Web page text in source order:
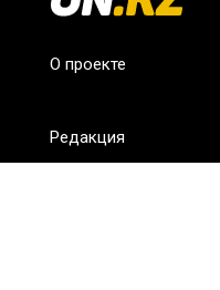
О проекте
Редакция